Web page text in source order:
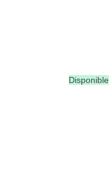
Disponible